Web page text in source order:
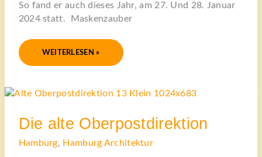
So fand er auch dieses Jahr, am 27. Und 28. Januar
2024 statt. Maskenzauber
WEITERLESEN »
Die alte Oberpostdirektion
Hamburg, Hamburg Architektur
DIE
ALTE